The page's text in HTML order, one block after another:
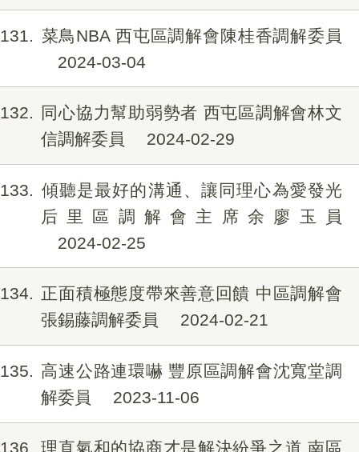
131
菜鳥NBA 西屯區調解會陳桂香調解委員
2024-03-04
132
同心協力幫助弱勢者 西屯區調解會林文
信調解委員
2024-02-29
133
傾聽是最好的溝通、讓同理心為愛發光
后里區調解會主席余廖玉員
2024-02-25
134
正面積極態度帶來善意回饋 中區調解會
張錫藤調解委員
2024-02-21
135
高速公路連環嚇 豐原區調解會沈寬堂調
解委員
2023-11-06
136
理直氣和的協商才是解決紛爭之道 南區